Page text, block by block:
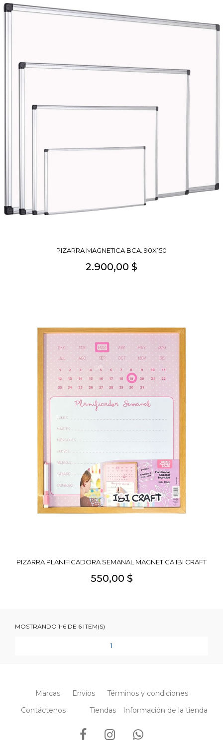
PIZARRA MAGNETICA BCA. 90X150
2.900,00 $
PIZARRA PLANIFICADORA SEMANAL MAGNETICA IBI CRAFT
550,00 $
MOSTRANDO 1-6 DE 6 ITEM(S)
1
Marcas Envíos
Términos y condiciones
Contáctenos
Tiendas Información de la tienda